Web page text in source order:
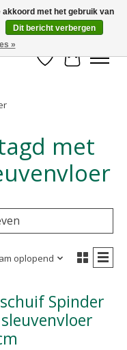
van betonvloeren!
Verlanglijst
oplopend
akkoord met het gebruik van
Dit bericht verbergen
»